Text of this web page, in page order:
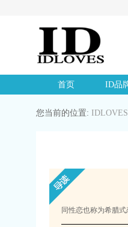
首页 ID品
您当前的位置: IDLOVES
同性恋也称为希腊式